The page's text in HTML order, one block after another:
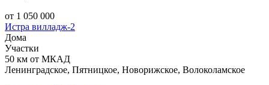
от 1 050 000
Истра вилладж-2
Дома
Участки
50 км от МКАД
Ленинградское, Пятницкое, Новорижское, Волоколамское